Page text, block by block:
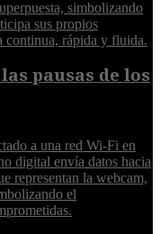
pausas de los